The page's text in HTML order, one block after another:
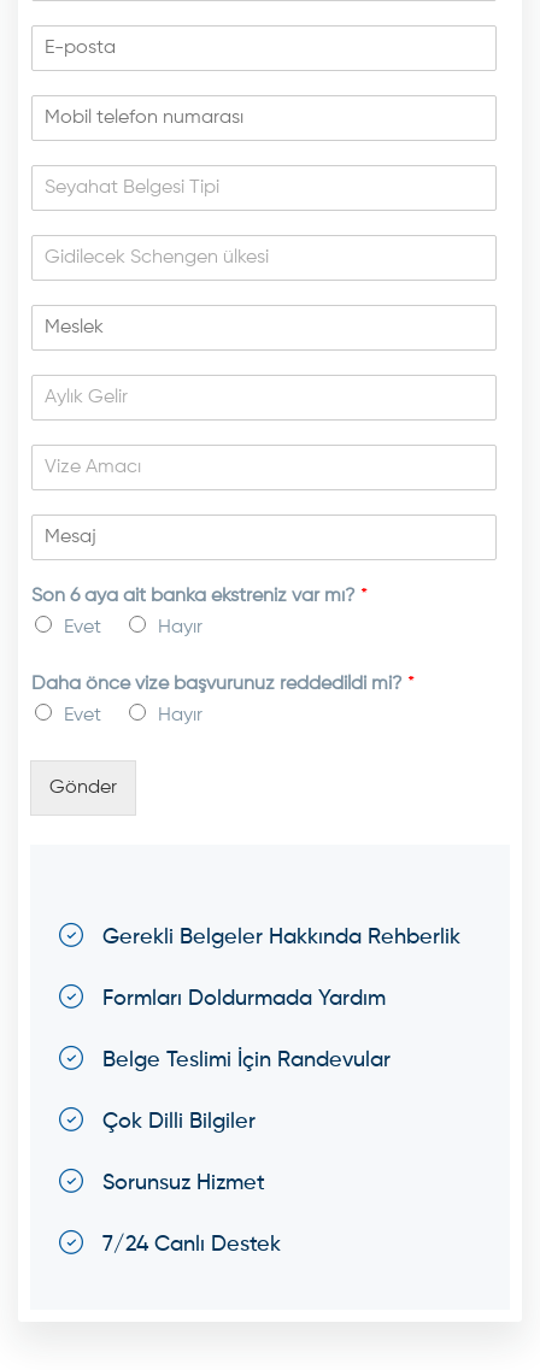
Son 6 aya ait banka ekstreniz var mı? *
Evet
Hayır
Daha önce vize başvurunuz reddedildi mi? *
Evet
Hayır
Gönder
Gerekli Belgeler Hakkında Rehberlik
Formları Doldurmada Yardım
Belge Teslimi İçin Randevular
Çok Dilli Bilgiler
Sorunsuz Hizmet
7/24 Canlı Destek